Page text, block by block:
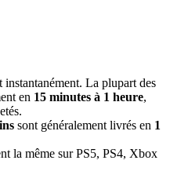
instantanément. La plupart des
en 15 minutes à 1 heure,
sont généralement livrés en 1
la même sur PS5, PS4, Xbox